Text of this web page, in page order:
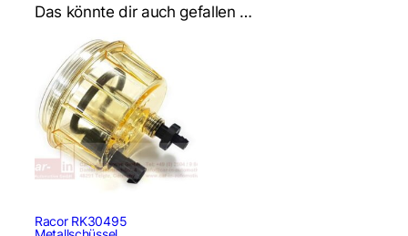
Das könnte dir auch gefallen …
Racor RK30495